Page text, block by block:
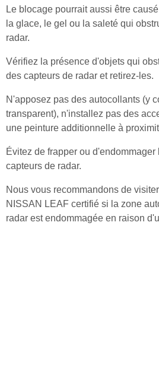
Le blocage pourrait aussi être
la glace, le gel ou la saleté qui
radar.
Vérifiez la présence d'objets qui
des capteurs de radar et retirez-les.
N'apposez pas des autocollants (y
transparent), n'installez pas des
une peinture additionnelle à
Évitez de frapper ou
capteurs de radar.
Nous vous recommandons de
NISSAN LEAF certifié si la zone
radar est endommagée en raison